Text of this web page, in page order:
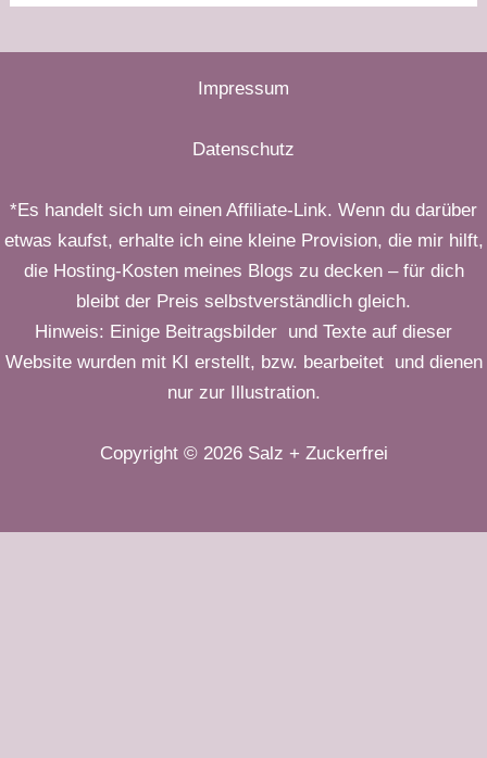
Impressum
Datenschutz
*Es handelt sich um einen Affiliate-Link. Wenn du darüber
etwas kaufst, erhalte ich eine kleine Provision, die mir hilft,
die Hosting-Kosten meines Blogs zu decken – für dich
bleibt der Preis selbstverständlich gleich.
Hinweis: Einige Beitragsbilder und Texte auf dieser
Website wurden mit KI erstellt, bzw. bearbeitet und dienen
nur zur Illustration.
Copyright © 2026 Salz + Zuckerfrei